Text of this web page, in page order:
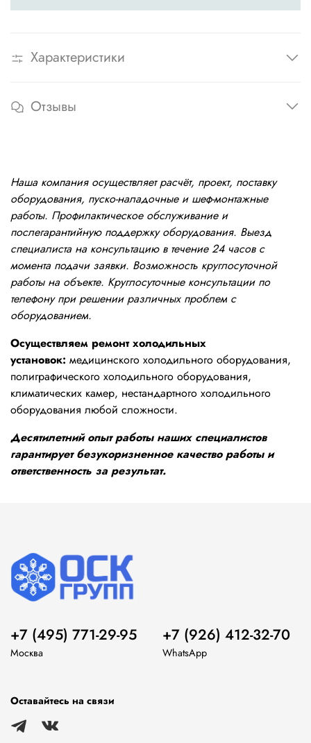
Характеристики
Отзывы
Наша компания осуществляет расчёт, проект, поставку
оборудования, пуско-наладочные и шеф-монтажные
работы. Профилактическое обслуживание и
послегарантийную поддержку оборудования. Выезд
специалиста на консультацию в течение 24 часов с
момента подачи заявки. Возможность круглосуточной
работы на объекте. Круглосуточные консультации по
телефону при решении различных проблем с
оборудованием.
Осуществляем ремонт холодильных
установок: медицинского холодильного оборудования,
полиграфического холодильного оборудования,
климатических камер, нестандартного холодильного
оборудования любой сложности.
Десятилетний опыт работы наших специалистов
гарантирует безукоризненное качество работы и
ответственность за результат.
+7 (495) 771-29-95
Москва
+7 (926) 412-32-70
WhatsApp
Оставайтесь на связи